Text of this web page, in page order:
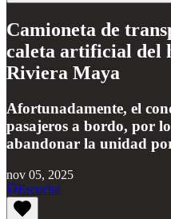
Camioneta de
caleta artificial del
Riviera Maya
Afortunadamente, el
pasajeros a bordo, por
abandonar la unidad
nov 05, 2025
Escucha